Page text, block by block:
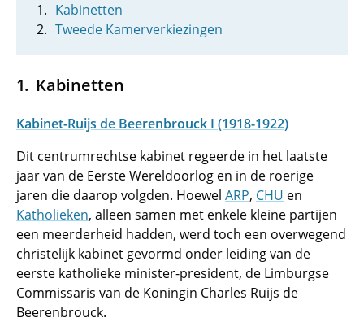
Kabinetten
Tweede Kamerverkiezingen
Kabinetten
Kabinet-Ruijs de Beerenbrouck I (1918-1922)
Dit centrumrechtse kabinet regeerde in het laatste
jaar van de Eerste Wereldoorlog en in de roerige
jaren die daarop volgden. Hoewel ARP, CHU en
Katholieken, alleen samen met enkele kleine partijen
een meerderheid hadden, werd toch een overwegend
christelijk kabinet gevormd onder leiding van de
eerste katholieke minister-president, de Limburgse
Commissaris van de Koningin Charles Ruijs de
Beerenbrouck.